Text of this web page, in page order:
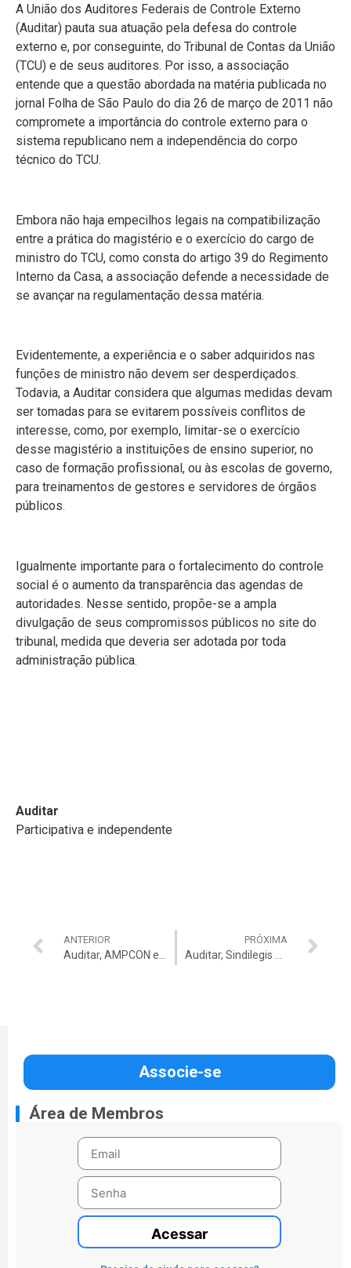
A União dos Auditores Federais de Controle Externo
(Auditar) pauta sua atuação pela defesa do controle
externo e, por conseguinte, do Tribunal de Contas da União
(TCU) e de seus auditores. Por isso, a associação
entende que a questão abordada na matéria publicada no
jornal Folha de São Paulo do dia 26 de março de 2011 não
compromete a importância do controle externo para o
sistema republicano nem a independência do corpo
técnico do TCU.
Embora não haja empecilhos legais na compatibilização
entre a prática do magistério e o exercício do cargo de
ministro do TCU, como consta do artigo 39 do Regimento
Interno da Casa, a associação defende a necessidade de
se avançar na regulamentação dessa matéria.
Evidentemente, a experiência e o saber adquiridos nas
funções de ministro não devem ser desperdiçados.
Todavia, a Auditar considera que algumas medidas devam
ser tomadas para se evitarem possíveis conflitos de
interesse, como, por exemplo, limitar-se o exercício
desse magistério a instituições de ensino superior, no
caso de formação profissional, ou às escolas de governo,
para treinamentos de gestores e servidores de órgãos
públicos.
Igualmente importante para o fortalecimento do controle
social é o aumento da transparência das agendas de
autoridades. Nesse sentido, propõe-se a ampla
divulgação de seus compromissos públicos no site do
tribunal, medida que deveria ser adotada por toda
administração pública.
Auditar
Participativa e independente
ANTERIOR PRÓXIMA
Associe-se
Área de Membros
Acessar